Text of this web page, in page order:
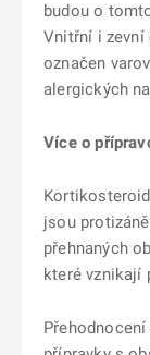
budou o
Vnitřní i zevní
označen
alergických
Více o
jsou
přehnaných
které vznikají